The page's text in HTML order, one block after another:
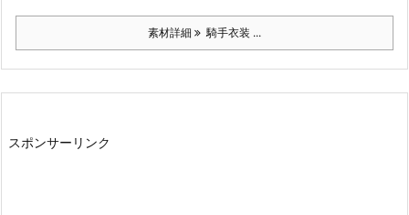
素材詳細 騎手衣装 ...
スポンサーリンク